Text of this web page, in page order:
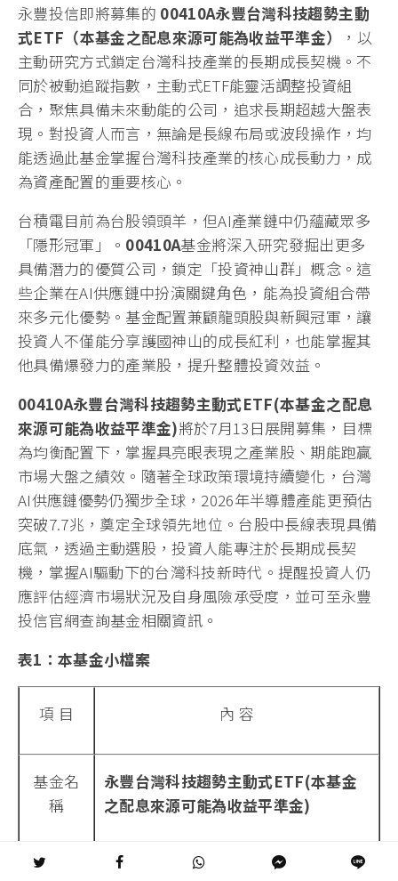
永豐投信即將募集的 00410A永豐台灣科技趨勢主動
式ETF（本基金之配息來源可能為收益平準金）
，以
主動研究方式鎖定台灣科技產業的長期成長契機。不
同於被動追蹤指數，主動式ETF能靈活調整投資組
合，聚焦具備未來動能的公司，追求長期超越大盤表
現。對投資人而言，無論是長線布局或波段操作，均
能透過此基金掌握台灣科技產業的核心成長動力，成
為資產配置的重要核心。
台積電目前為台股領頭羊，但AI產業鏈中仍蘊藏眾多
「隱形冠軍」。 00410A基金將深入研究發掘出更多
具備潛力的優質公司，鎖定「投資神山群」概念。這
些企業在AI供應鏈中扮演關鍵角色，能為投資組合帶
來多元化優勢。基金配置兼顧龍頭股與新興冠軍，讓
投資人不僅能分享護國神山的成長紅利，也能掌握其
他具備爆發力的產業股，提升整體投資效益。
00410A永豐台灣科技趨勢主動式ETF(本基金之配息
來源可能為收益平準金)將於7月13日展開募集，目標
為均衡配置下，掌握具亮眼表現之產業股、期能跑贏
市場大盤之績效。隨著全球政策環境持續變化，台灣
AI供應鏈優勢仍獨步全球，2026年半導體產能更預估
突破7.7兆，奠定全球領先地位。台股中長線表現具備
底氣，透過主動選股，投資人能專注於長期成長契
機，掌握AI驅動下的台灣科技新時代。提醒投資人仍
應評估經濟市場狀況及自身風險承受度，並可至永豐
投信官網查詢基金相關資訊。
表1：本基金小檔案
項 目 內 容
基金名
稱
永豐台灣科技趨勢主動式ETF(本基金
之配息來源可能為收益平準金)
風險等